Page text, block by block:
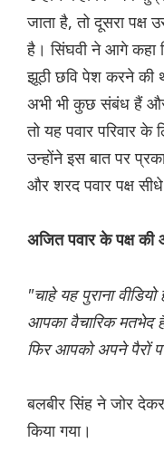
जाता है, तो दूसरा पक्ष
है। सिंघवी ने आगे कहा
झूठी छवि पेश करने की
अभी भी कुछ संबंध हैं
तो यह पवार परिवार के
उन्होंने इस बात पर
और शरद पवार पक्ष
अजित पवार के पक्ष
"चाहे यह पुराना
आपका वैचारिक
फिर आपको अपने पैरों
बलबीर सिंह ने जोर
किया गया।